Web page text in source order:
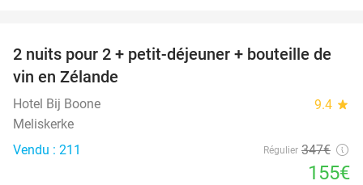
55%
2 nuits pour 2 + petit-déjeuner + bouteille de
vin en Zélande
Hotel Bij Boone 9.4 star
Meliskerke
Vendu : 211
Régulier 347€
155€